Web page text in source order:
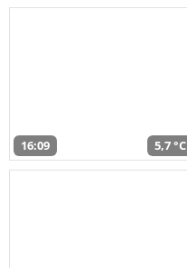
16:09 5,7 °C